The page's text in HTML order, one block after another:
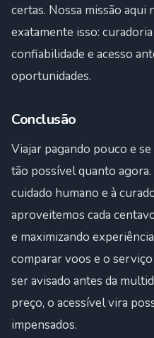
certas. Nossa missão
exatamente isso:
confiabilidade e acesso
oportunidades.
Conclusão
Viajar pagando pouco e
tão possível quanto
cuidado humano e à
aproveitemos cada
e maximizando
comparar voos e o
ser avisado antes da
preço, o acessível vira
impensados.